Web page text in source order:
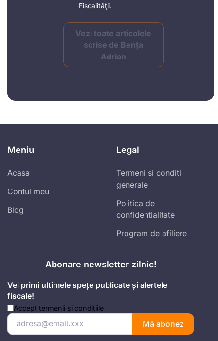
Fiscalităţii.
Vezi toate articolele
scrise de Bența
Adrian
Meniu
Acasa
Contul meu
Blog
Legal
Termeni si conditii
generale
Politica de
confidentialitate
Program de afiliere
Abonare newsletter zilnic!
Vei primi ultimele spețe publicate și alertele
fiscale!
Accept termenii și condițiile
Mă abonez